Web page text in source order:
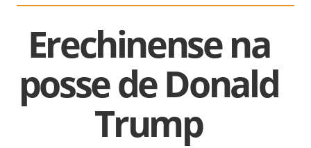
Erechinense na
posse de Donald
Trump